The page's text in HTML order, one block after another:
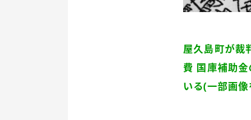
屋久島町が裁
費 国庫補助金
いる(一部画像